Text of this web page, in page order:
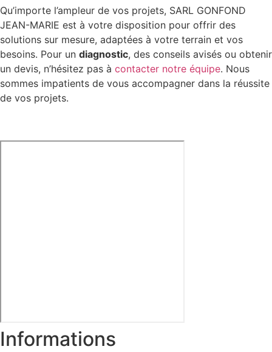
Qu’importe l’ampleur de vos projets, SARL GONFOND
JEAN-MARIE est à votre disposition pour offrir des
solutions sur mesure, adaptées à votre terrain et vos
besoins. Pour un diagnostic, des conseils avisés ou obtenir
un devis, n’hésitez pas à contacter notre équipe. Nous
sommes impatients de vous accompagner dans la réussite
de vos projets.
Informations